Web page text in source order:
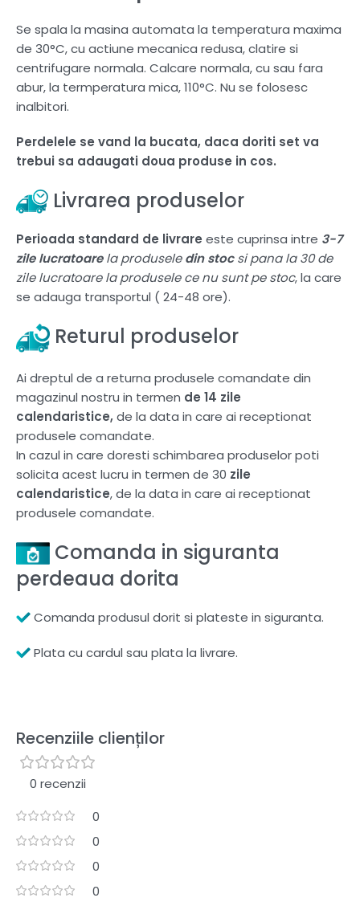
Se spala la masina automata la temperatura maxima
de 30°C, cu actiune mecanica redusa, clatire si
centrifugare normala. Calcare normala, cu sau fara
abur, la termperatura mica, 110°C. Nu se folosesc
inalbitori.
Perdelele se vand la bucata, daca doriti set va
trebui sa adaugati doua produse in cos.
Livrarea produselor
Perioada standard de livrare este cuprinsa intre 3-7
zile lucratoarela produseledin stocsi pana la 30 de
zile lucratoare la produsele ce nu sunt pe stoc, la care
se adauga transportul ( 24-48 ore).
Returul produselor
Ai dreptul de a returna produsele comandate din
magazinul nostru in termen de 14 zile
calendaristice,de la data in care ai receptionat
produsele comandate.
In cazul in care doresti schimbarea produselor poti
solicita acest lucru in termen de 30 zile
calendaristice, de la data in care ai receptionat
produsele comandate.
Comanda in siguranta
perdeaua dorita
Comanda produsul dorit si plateste in siguranta.
Plata cu cardul sau plata la livrare.
Recenziile clienților
0 recenzii
0
0
0
0